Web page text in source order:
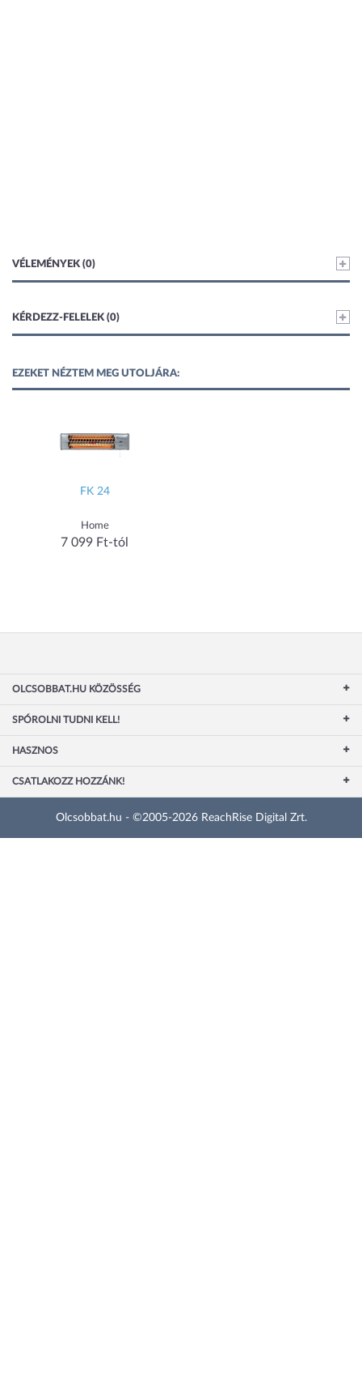
VÉLEMÉNYEK (0)
KÉRDEZZ-FELELEK (0)
EZEKET NÉZTEM MEG UTOLJÁRA:
FK 24
Home
7 099 Ft-tól
OLCSOBBAT.HU KÖZÖSSÉG
SPÓROLNI TUDNI KELL!
HASZNOS
CSATLAKOZZ HOZZÁNK!
Olcsobbat.hu - ©2005-2026 ReachRise Digital Zrt.